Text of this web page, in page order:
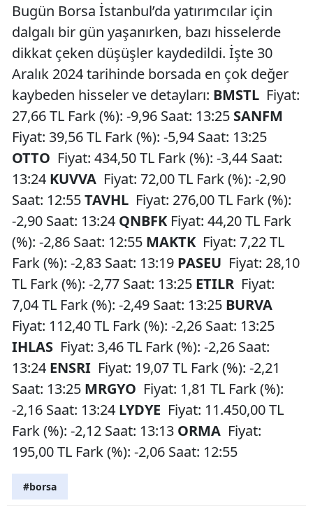
Bugün Borsa İstanbul’da yatırımcılar için
dalgalı bir gün yaşanırken, bazı hisselerde
dikkat çeken düşüşler kaydedildi. İşte 30
Aralık 2024 tarihinde borsada en çok değer
kaybeden hisseler ve detayları: BMSTL Fiyat:
27,66 TL Fark (%): -9,96 Saat: 13:25 SANFM
Fiyat: 39,56 TL Fark (%): -5,94 Saat: 13:25
OTTO Fiyat: 434,50 TL Fark (%): -3,44 Saat:
13:24 KUVVA Fiyat: 72,00 TL Fark (%): -2,90
Saat: 12:55TAVHL Fiyat: 276,00 TL Fark (%):
-2,90 Saat: 13:24 QNBFK Fiyat: 44,20 TL Fark
(%): -2,86 Saat: 12:55 MAKTK Fiyat: 7,22 TL
Fark (%): -2,83 Saat: 13:19 PASEU Fiyat: 28,10
TL Fark (%): -2,77 Saat: 13:25 ETILR Fiyat:
7,04 TL Fark (%): -2,49 Saat: 13:25 BURVA
Fiyat: 112,40 TL Fark (%): -2,26 Saat: 13:25
IHLAS Fiyat: 3,46 TL Fark (%): -2,26 Saat:
13:24 ENSRI Fiyat: 19,07 TL Fark (%): -2,21
Saat: 13:25 MRGYO Fiyat: 1,81 TL Fark (%):
-2,16 Saat: 13:24 LYDYE Fiyat: 11.450,00 TL
Fark (%): -2,12 Saat: 13:13 ORMA Fiyat:
195,00 TL Fark (%): -2,06 Saat: 12:55
#borsa